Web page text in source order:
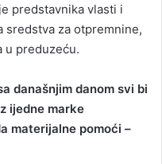
predstavnika vlasti i
sredstva za otpremnine,
u preduzeću.
današnjim danom svi bi
ijedne marke
materijalne pomoći –